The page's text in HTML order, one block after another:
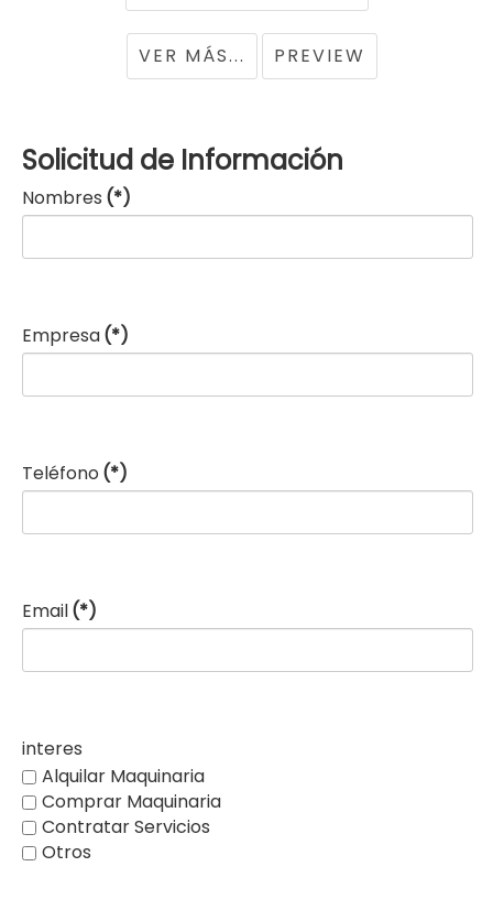
VER MÁS... PREVIEW
Solicitud de Información
Nombres (*)
Empresa(*)
Teléfono (*)
Email(*)
interes
Alquilar Maquinaria
Comprar Maquinaria
Contratar Servicios
Otros